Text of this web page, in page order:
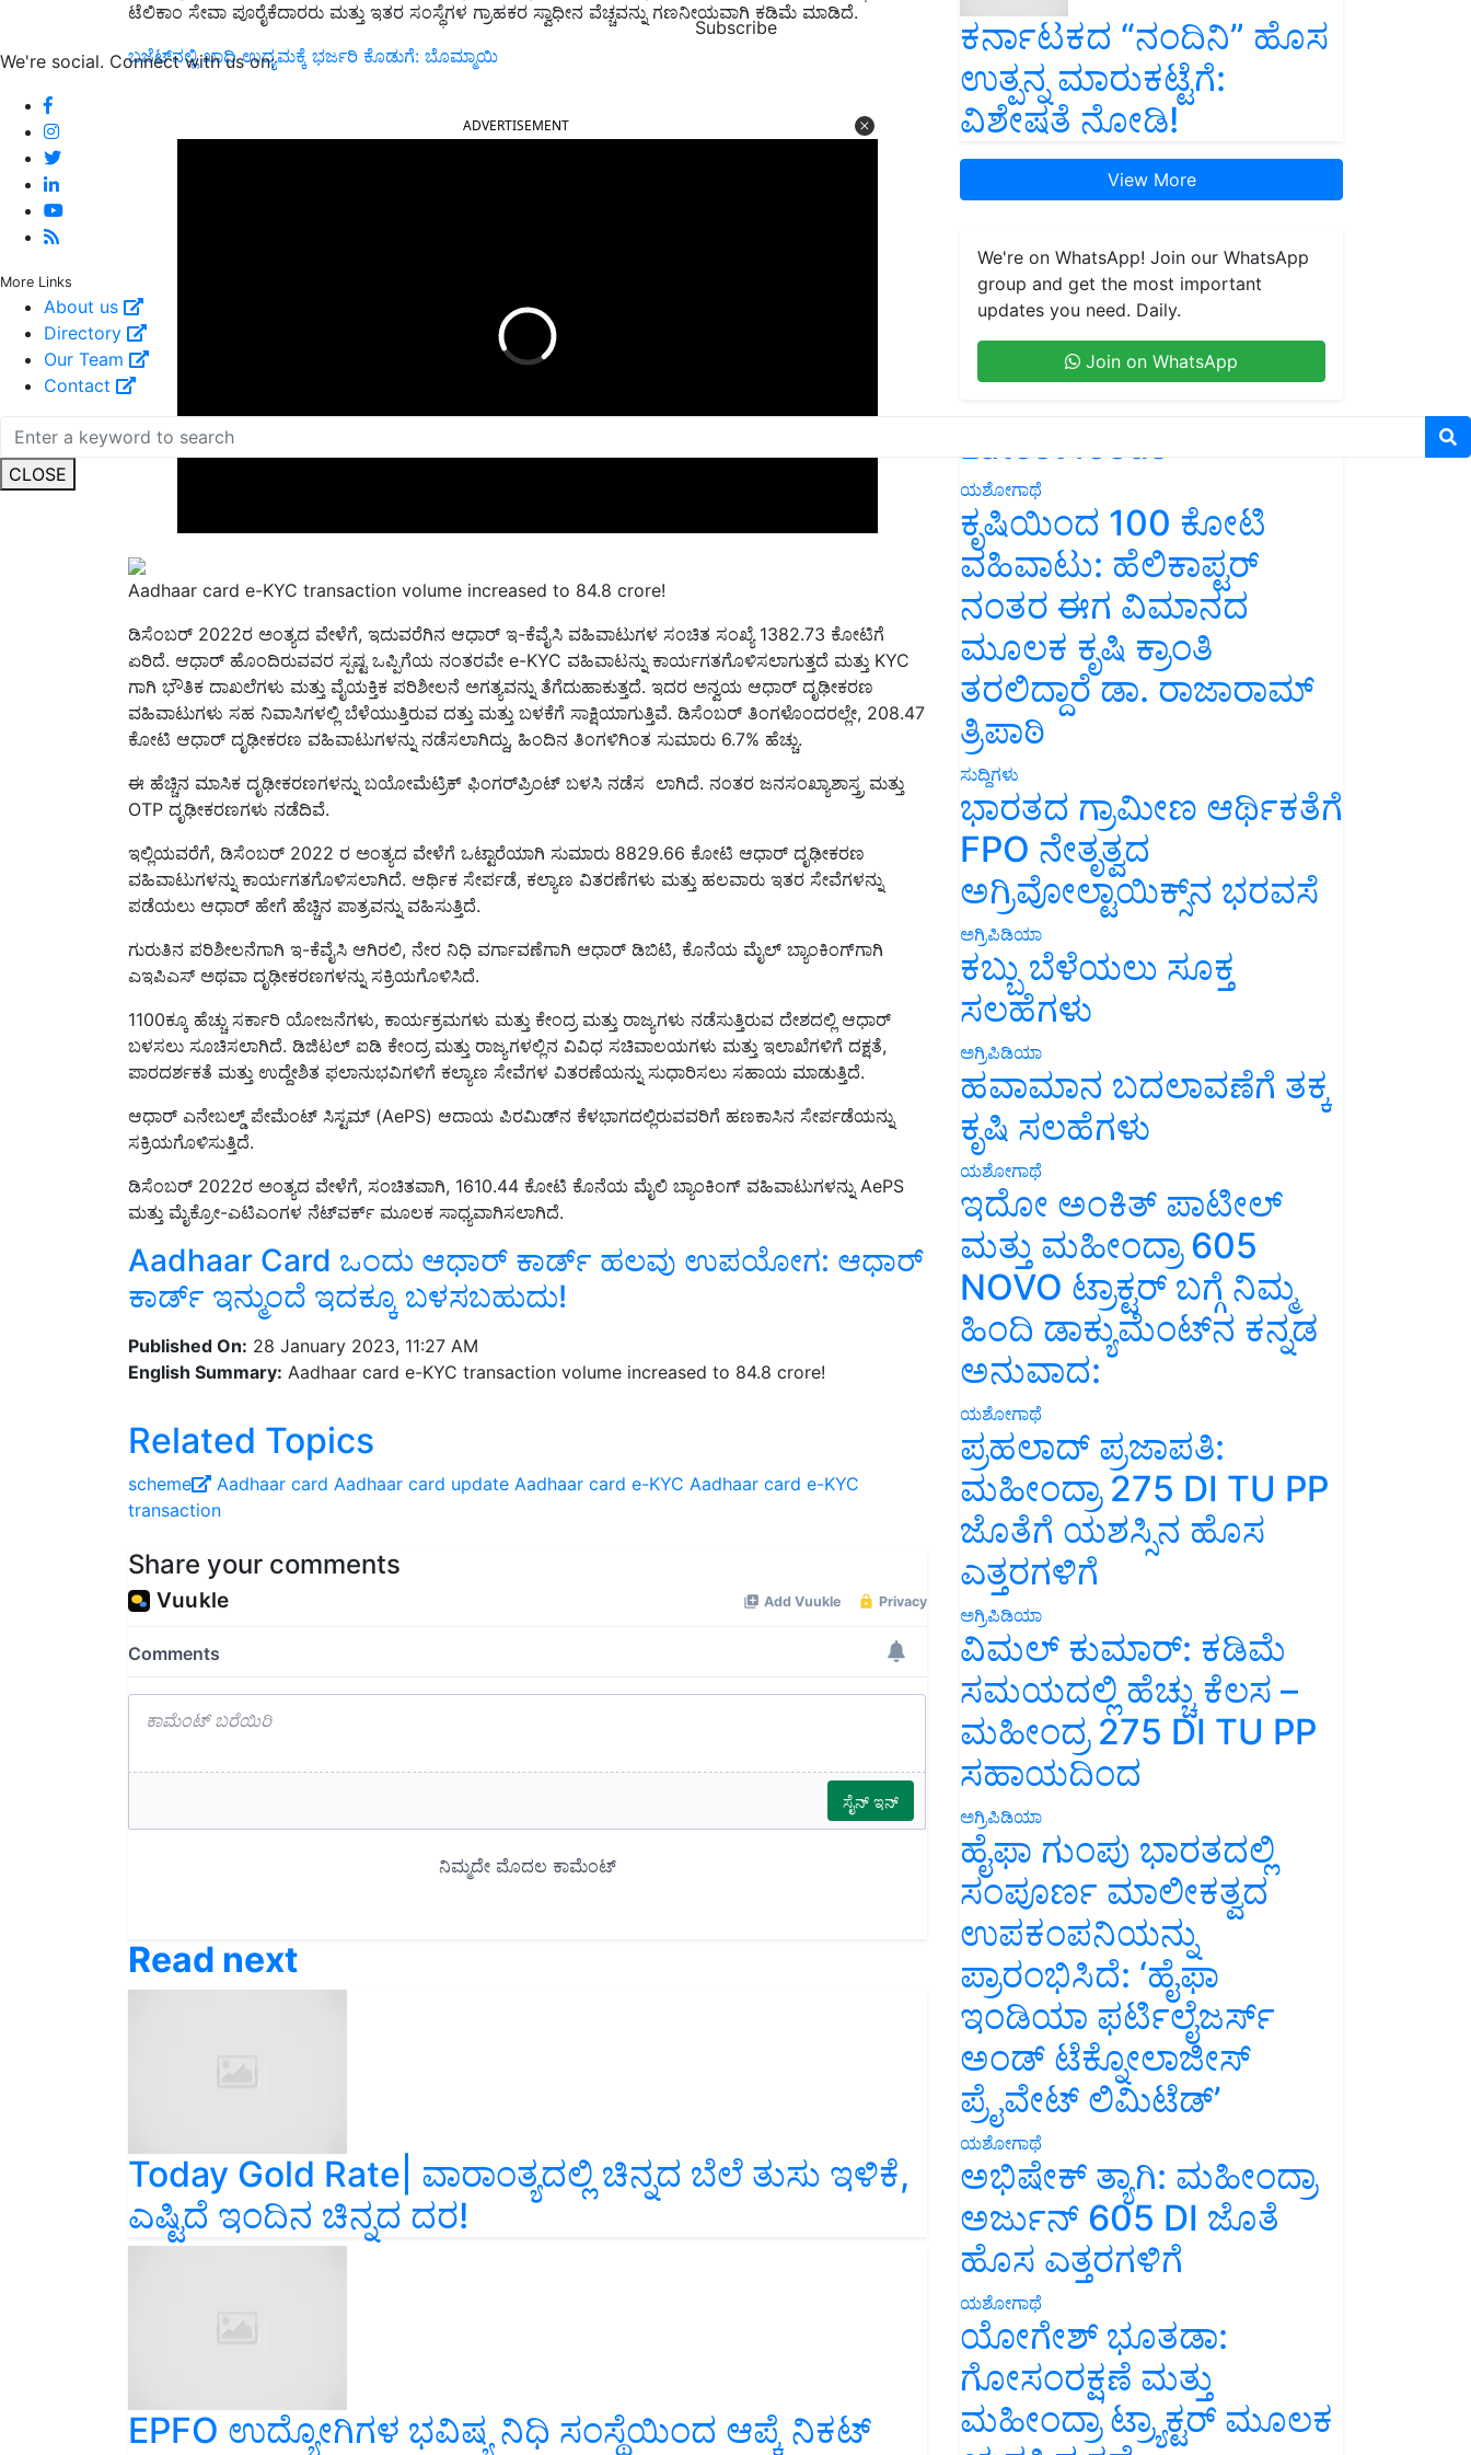
Subscribe
We're social. Connect with us on:
More Links
About us
Directory
Our Team
Contact
CLOSE
ಟೆಲಿಕಾಂ ಸೇವಾ ಪೂರೈಕೆದಾರರು ಮತ್ತು ಇತರ ಸಂಸ್ಥೆಗಳ ಗ್ರಾಹಕರ ಸ್ವಾಧೀನ ವೆಚ್ಚವನ್ನು ಗಣನೀಯವಾಗಿ ಕಡಿಮೆ ಮಾಡಿದೆ.
ಬಜೆಟ್‌ನಲ್ಲಿ ಖಾದಿ ಉದ್ಯಮಕ್ಕೆ ಭರ್ಜರಿ ಕೊಡುಗೆ: ಬೊಮ್ಮಾಯಿ
Aadhaar card e-KYC transaction volume increased to 84.8 crore!
ಏರಿದೆ. ಆಧಾರ್ ಹೊಂದಿರುವವರ ಸ್ಪಷ್ಟ ಒಪ್ಪಿಗೆಯ ನಂತರವೇ e-KYC ವಹಿವಾಟನ್ನು ಕಾರ್ಯಗತಗೊಳಿಸಲಾಗುತ್ತದೆ ಮತ್ತು KYC
ಗಾಗಿ ಭೌತಿಕ ದಾಖಲೆಗಳು ಮತ್ತು ವೈಯಕ್ತಿಕ ಪರಿಶೀಲನೆ ಅಗತ್ಯವನ್ನು ತೆಗೆದುಹಾಕುತ್ತದೆ. ಇದರ ಅನ್ವಯ ಆಧಾರ್ ದೃಢೀಕರಣ
ವಹಿವಾಟುಗಳು ಸಹ ನಿವಾಸಿಗಳಲ್ಲಿ ಬೆಳೆಯುತ್ತಿರುವ ದತ್ತು ಮತ್ತು ಬಳಕೆಗೆ ಸಾಕ್ಷಿಯಾಗುತ್ತಿವೆ. ಡಿಸೆಂಬರ್ ತಿಂಗಳೊಂದರಲ್ಲೇ, 208.47
ಕೋಟಿ ಆಧಾರ್ ದೃಢೀಕರಣ ವಹಿವಾಟುಗಳನ್ನು ನಡೆಸಲಾಗಿದ್ದು, ಹಿಂದಿನ ತಿಂಗಳಿಗಿಂತ ಸುಮಾರು 6.7% ಹೆಚ್ಚು.
ಈ ಹೆಚ್ಚಿನ ಮಾಸಿಕ ದೃಢೀಕರಣಗಳನ್ನು ಬಯೋಮೆಟ್ರಿಕ್ ಫಿಂಗರ್‌ಪ್ರಿಂಟ್ ಬಳಸಿ ನಡೆಸ ಲಾಗಿದೆ. ನಂತರ ಜನಸಂಖ್ಯಾಶಾಸ್ತ್ರ ಮತ್ತು
OTP ದೃಢೀಕರಣಗಳು ನಡೆದಿವೆ.
ಇಲ್ಲಿಯವರೆಗೆ, ಡಿಸೆಂಬರ್ 2022 ರ ಅಂತ್ಯದ ವೇಳೆಗೆ ಒಟ್ಟಾರೆಯಾಗಿ ಸುಮಾರು 8829.66 ಕೋಟಿ ಆಧಾರ್ ದೃಢೀಕರಣ
ವಹಿವಾಟುಗಳನ್ನು ಕಾರ್ಯಗತಗೊಳಿಸಲಾಗಿದೆ. ಆರ್ಥಿಕ ಸೇರ್ಪಡೆ, ಕಲ್ಯಾಣ ವಿತರಣೆಗಳು ಮತ್ತು ಹಲವಾರು ಇತರ ಸೇವೆಗಳನ್ನು
ಪಡೆಯಲು ಆಧಾರ್ ಹೇಗೆ ಹೆಚ್ಚಿನ ಪಾತ್ರವನ್ನು ವಹಿಸುತ್ತಿದೆ.
ಗುರುತಿನ ಪರಿಶೀಲನೆಗಾಗಿ ಇ-ಕೆವೈಸಿ ಆಗಿರಲಿ, ನೇರ ನಿಧಿ ವರ್ಗಾವಣೆಗಾಗಿ ಆಧಾರ್ ಡಿಬಿಟಿ, ಕೊನೆಯ ಮೈಲ್ ಬ್ಯಾಂಕಿಂಗ್‌ಗಾಗಿ
ಎಇಪಿಎಸ್ ಅಥವಾ ದೃಢೀಕರಣಗಳನ್ನು ಸಕ್ರಿಯಗೊಳಿಸಿದೆ.
1100ಕ್ಕೂ ಹೆಚ್ಚು ಸರ್ಕಾರಿ ಯೋಜನೆಗಳು, ಕಾರ್ಯಕ್ರಮಗಳು ಮತ್ತು ಕೇಂದ್ರ ಮತ್ತು ರಾಜ್ಯಗಳು ನಡೆಸುತ್ತಿರುವ ದೇಶದಲ್ಲಿ ಆಧಾರ್
ಬಳಸಲು ಸೂಚಿಸಲಾಗಿದೆ. ಡಿಜಿಟಲ್ ಐಡಿ ಕೇಂದ್ರ ಮತ್ತು ರಾಜ್ಯಗಳಲ್ಲಿನ ವಿವಿಧ ಸಚಿವಾಲಯಗಳು ಮತ್ತು ಇಲಾಖೆಗಳಿಗೆ ದಕ್ಷತೆ,
ಪಾರದರ್ಶಕತೆ ಮತ್ತು ಉದ್ದೇಶಿತ ಫಲಾನುಭವಿಗಳಿಗೆ ಕಲ್ಯಾಣ ಸೇವೆಗಳ ವಿತರಣೆಯನ್ನು ಸುಧಾರಿಸಲು ಸಹಾಯ ಮಾಡುತ್ತಿದೆ.
ಆಧಾರ್ ಎನೇಬಲ್ಡ್ ಪೇಮೆಂಟ್ ಸಿಸ್ಟಮ್ (AePS) ಆದಾಯ ಪಿರಮಿಡ್‌ನ ಕೆಳಭಾಗದಲ್ಲಿರುವವರಿಗೆ ಹಣಕಾಸಿನ ಸೇರ್ಪಡೆಯನ್ನು
ಸಕ್ರಿಯಗೊಳಿಸುತ್ತಿದೆ.
ಡಿಸೆಂಬರ್ 2022ರ ಅಂತ್ಯದ ವೇಳೆಗೆ, ಸಂಚಿತವಾಗಿ, 1610.44 ಕೋಟಿ ಕೊನೆಯ ಮೈಲಿ ಬ್ಯಾಂಕಿಂಗ್ ವಹಿವಾಟುಗಳನ್ನು AePS
ಮತ್ತು ಮೈಕ್ರೋ-ಎಟಿಎಂಗಳ ನೆಟ್‌ವರ್ಕ್ ಮೂಲಕ ಸಾಧ್ಯವಾಗಿಸಲಾಗಿದೆ.
Aadhaar Card ಒಂದು ಆಧಾರ್‌ ಕಾರ್ಡ್‌ ಹಲವು ಉಪಯೋಗ: ಆಧಾರ್‌
ಕಾರ್ಡ್‌ ಇನ್ಮುಂದೆ ಇದಕ್ಕೂ ಬಳಸಬಹುದು!
28 January 2023, 11:27 AM
English Summary:Aadhaar card e-KYC transaction volume increased to 84.8 crore!
Related Topics
scheme Aadhaar card Aadhaar card update
transaction
Today Gold Rate| ವಾರಾಂತ್ಯದಲ್ಲಿ ಚಿನ್ನದ ಬೆಲೆ ತುಸು ಇಳಿಕೆ,
ಎಷ್ಟಿದೆ ಇಂದಿನ ಚಿನ್ನದ ದರ!
EPFO ಉದ್ಯೋಗಿಗಳ ಭವಿಷ್ಯ ನಿಧಿ ಸಂಸ್ಥೆಯಿಂದ ಆಪ್ಕೆ ನಿಕಟ್‌
2.0 ವಿಸ್ತರಣೆ!
ಕರ್ನಾಟಕದ “ನಂದಿನಿ” ಹೊಸ
ಉತ್ಪನ್ನ ಮಾರುಕಟ್ಟೆಗೆ:
ವಿಶೇಷತೆ ನೋಡಿ!
View More
We're on WhatsApp! Join our WhatsApp
group and get the most important
updates you need. Daily.
Join on WhatsApp
Latest feeds
ಯಶೋಗಾಥೆ
ಕೃಷಿಯಿಂದ 100 ಕೋಟಿ
ವಹಿವಾಟು: ಹೆಲಿಕಾಪ್ಟರ್
ನಂತರ ಈಗ ವಿಮಾನದ
ಮೂಲಕ ಕೃಷಿ ಕ್ರಾಂತಿ
ತರಲಿದ್ದಾರೆ ಡಾ. ರಾಜಾರಾಮ್
ತ್ರಿಪಾಠಿ
ಸುದ್ದಿಗಳು
ಭಾರತದ ಗ್ರಾಮೀಣ ಆರ್ಥಿಕತೆಗೆ
FPO ನೇತೃತ್ವದ
ಅಗ್ರಿವೋಲ್ಟಾಯಿಕ್ಸ್‌ನ ಭರವಸೆ
ಅಗ್ರಿಪಿಡಿಯಾ
ಕಬ್ಬು ಬೆಳೆಯಲು ಸೂಕ್ತ
ಸಲಹೆಗಳು
ಅಗ್ರಿಪಿಡಿಯಾ
ಹವಾಮಾನ ಬದಲಾವಣೆಗೆ ತಕ್ಕ
ಕೃಷಿ ಸಲಹೆಗಳು
ಯಶೋಗಾಥೆ
ಇದೋ ಅಂಕಿತ್ ಪಾಟೀಲ್
ಮತ್ತು ಮಹೀಂದ್ರಾ 605
NOVO ಟ್ರಾಕ್ಟರ್ ಬಗ್ಗೆ ನಿಮ್ಮ
ಹಿಂದಿ ಡಾಕ್ಯುಮೆಂಟ್‌ನ ಕನ್ನಡ
ಅನುವಾದ:
ಯಶೋಗಾಥೆ
ಪ್ರಹಲಾದ್ ಪ್ರಜಾಪತಿ:
ಮಹೀಂದ್ರಾ 275 DI TU PP
ಜೊತೆಗೆ ಯಶಸ್ಸಿನ ಹೊಸ
ಎತ್ತರಗಳಿಗೆ
ಅಗ್ರಿಪಿಡಿಯಾ
ವಿಮಲ್ ಕುಮಾರ್: ಕಡಿಮೆ
ಸಮಯದಲ್ಲಿ ಹೆಚ್ಚು ಕೆಲಸ –
ಮಹೀಂದ್ರ 275 DI TU PP
ಸಹಾಯದಿಂದ
ಅಗ್ರಿಪಿಡಿಯಾ
ಹೈಫಾ ಗುಂಪು ಭಾರತದಲ್ಲಿ
ಸಂಪೂರ್ಣ ಮಾಲೀಕತ್ವದ
ಉಪಕಂಪನಿಯನ್ನು
ಪ್ರಾರಂಭಿಸಿದೆ: ‘ಹೈಫಾ
ಇಂಡಿಯಾ ಫರ್ಟಿಲೈಜರ್ಸ್
ಅಂಡ್ ಟೆಕ್ನೋಲಾಜೀಸ್
ಪ್ರೈವೇಟ್ ಲಿಮಿಟೆಡ್’
ಯಶೋಗಾಥೆ
ಅಭಿಷೇಕ್ ತ್ಯಾಗಿ: ಮಹೀಂದ್ರಾ
ಅರ್ಜುನ್ 605 DI ಜೊತೆ
ಹೊಸ ಎತ್ತರಗಳಿಗೆ
ಯಶೋಗಾಥೆ
ಯೋಗೇಶ್ ಭೂತಡಾ:
ಗೋಸಂರಕ್ಷಣೆ ಮತ್ತು
ಮಹೀಂದ್ರಾ ಟ್ರ್ಯಾಕ್ಟರ್ ಮೂಲಕ